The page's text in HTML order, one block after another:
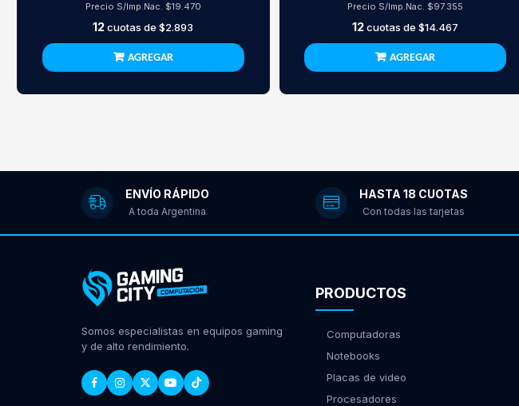
Precio S/Imp.Nac. $19.470
12cuotas de$2.893
AGREGAR
Precio S/Imp.Nac. $97.355
12cuotas de$14.467
AGREGAR
ENVÍO RÁPIDO
A toda Argentina
HASTA 18 CUOTAS
Con todas las tarjetas
Somos especialistas en equipos gaming
y de alto rendimiento.
PRODUCTOS
Computadoras
Notebooks
Placas de video
Procesadores